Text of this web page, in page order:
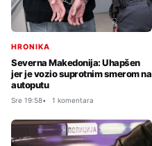
HRONIKA
Severna Makedonija: Uhapšen
jer je vozio suprotnim smerom na
autoputu
Sre 19:58 1 komentara